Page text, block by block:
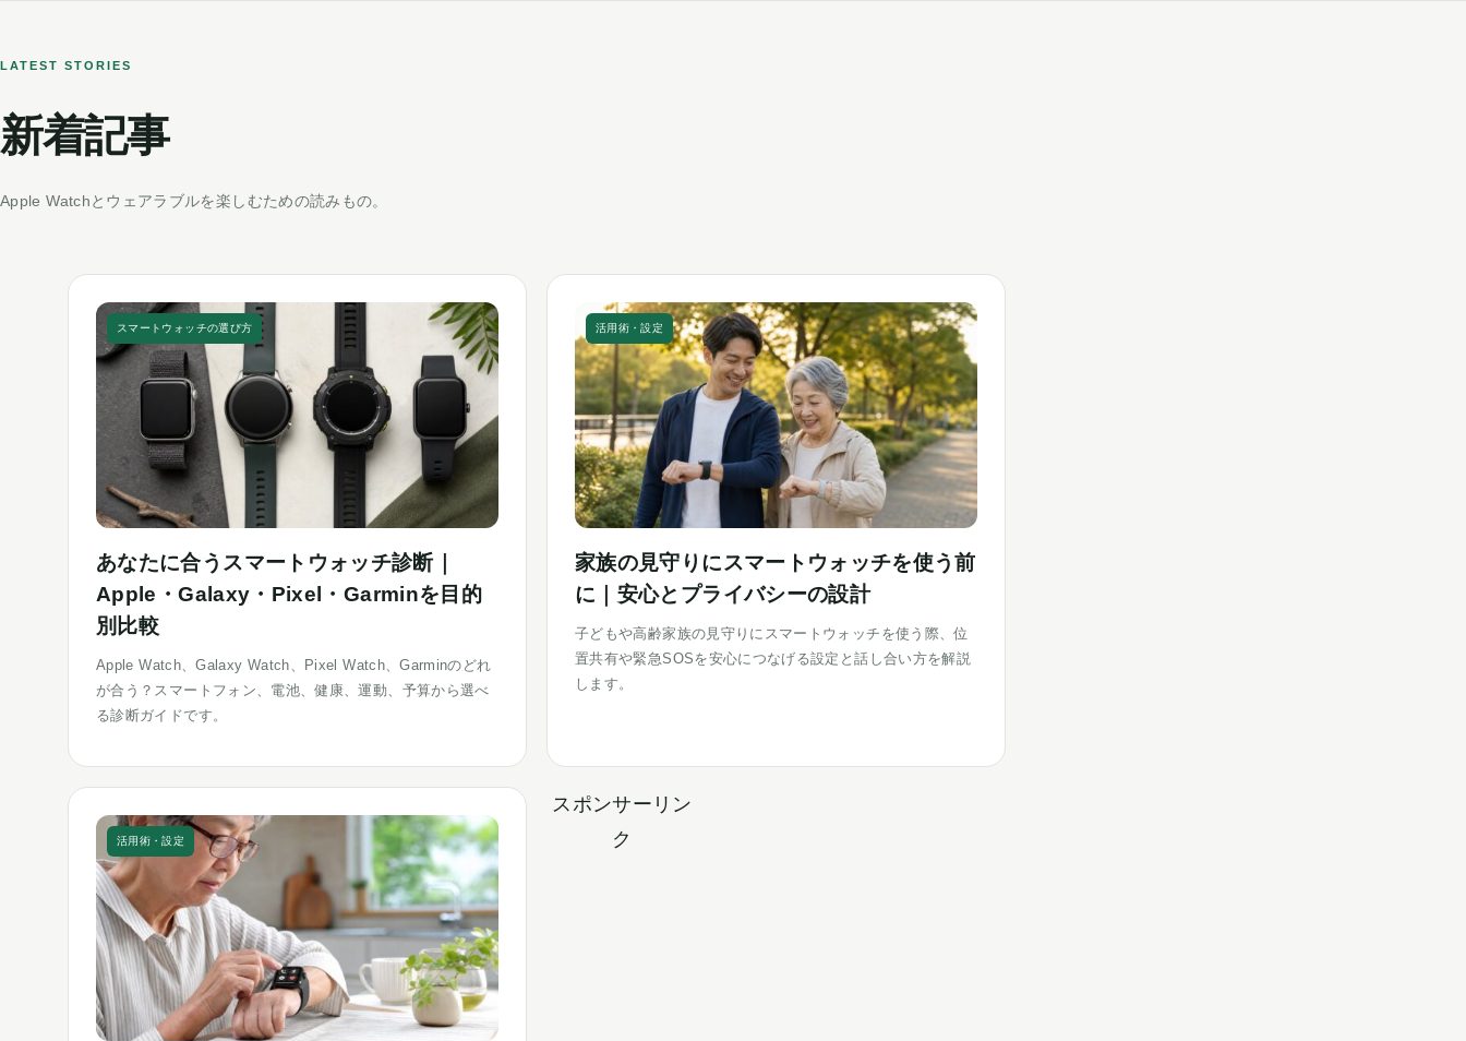
LATEST STORIES
新着記事
Apple Watchとウェアラブルを楽しむための読みもの。
スマートウォッチの選び方
あなたに合うスマートウォッチ診断｜
Apple・Galaxy・Pixel・Garminを目的
別比較
Apple Watch、Galaxy Watch、Pixel Watch、Garminのどれ
が合う？スマートフォン、電池、健康、運動、予算から選べ
る診断ガイドです。
活用術・設定
家族の見守りにスマートウォッチを使う前
に｜安心とプライバシーの設計
子どもや高齢家族の見守りにスマートウォッチを使う際、位
置共有や緊急SOSを安心につなげる設定と話し合い方を解説
します。
活用術・設定
スポンサーリン
ク